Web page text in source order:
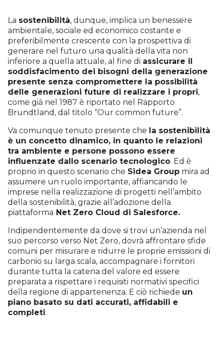
La sostenibilità, dunque, implica un benessere
ambientale, sociale ed economico costante e
preferibilmente crescente con la prospettiva di
generare nel futuro una qualità della vita non
inferiore a quella attuale, al fine di assicurare il
soddisfacimento dei bisogni della generazione
presente senza compromettere la possibilità
delle generazioni future di realizzare i propri,
come già nel 1987 è riportato nel Rapporto
Brundtland, dal titolo “Our common future”.
Va comunque tenuto presente che la sostenibilità
è un concetto dinamico, in quanto le relazioni
tra ambiente e persone possono essere
influenzate dallo scenario tecnologico. Ed è
proprio in questo scenario che Sidea Group mira ad
assumere un ruolo importante, affiancando le
imprese nella realizzazione di progetti nell’ambito
della sostenibilità, grazie all’adozione della
piattaforma Net Zero Cloud di Salesforce.
Indipendentemente da dove si trovi un’azienda nel
suo percorso verso Net Zero, dovrà affrontare sfide
comuni per misurare e ridurre le proprie emissioni di
carbonio su larga scala, accompagnare i fornitori
durante tutta la catena del valore ed essere
preparata a rispettare i requisiti normativi specifici
della regione di appartenenza. E ciò richiede un
piano basato su dati accurati, affidabili e
completi.